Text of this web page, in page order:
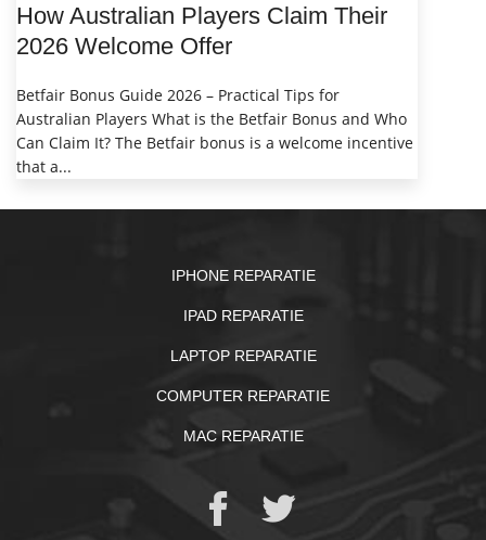
How Australian Players Claim Their
2026 Welcome Offer
Betfair Bonus Guide 2026 – Practical Tips for
Australian Players What is the Betfair Bonus and Who
Can Claim It? The Betfair bonus is a welcome incentive
that a...
IPHONE REPARATIE
IPAD REPARATIE
LAPTOP REPARATIE
COMPUTER REPARATIE
MAC REPARATIE